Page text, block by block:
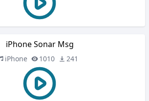
iPhone Sonar Msg
iPhone 1010 241